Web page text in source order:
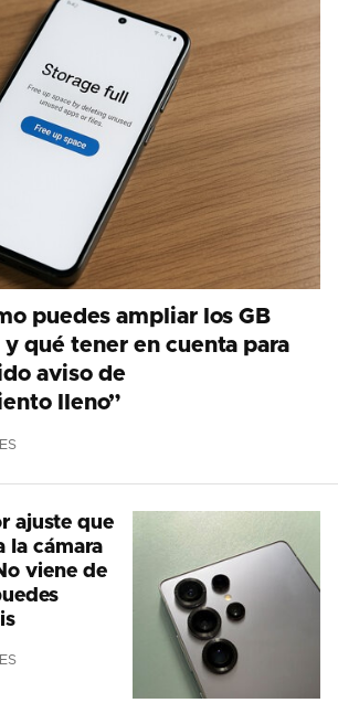
puedes ampliar los GB
qué tener en cuenta para
aviso de
lleno”
ajuste que
la cámara
viene de